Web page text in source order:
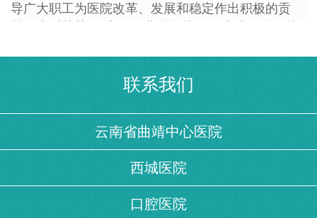
导广大职工为医院改革、发展和稳定作出积极的贡
医院工会坚持职代会为基本形式的职工民主管理
院内职工好评。
联系我们
云南省曲靖中心医院
西城医院
口腔医院